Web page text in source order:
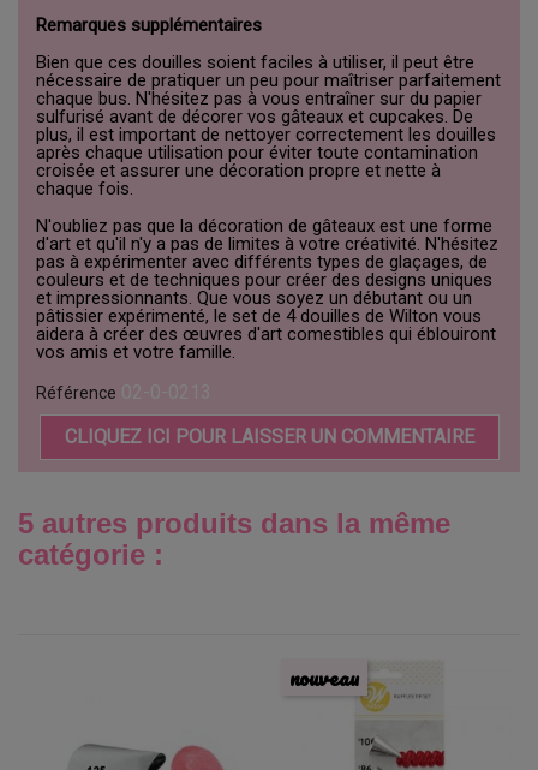
Remarques supplémentaires
Bien que ces douilles soient faciles à utiliser, il peut être
nécessaire de pratiquer un peu pour maîtriser parfaitement
chaque bus. N'hésitez pas à vous entraîner sur du papier
sulfurisé avant de décorer vos gâteaux et cupcakes. De
plus, il est important de nettoyer correctement les douilles
après chaque utilisation pour éviter toute contamination
croisée et assurer une décoration propre et nette à
chaque fois.
N'oubliez pas que la décoration de gâteaux est une forme
d'art et qu'il n'y a pas de limites à votre créativité. N'hésitez
pas à expérimenter avec différents types de glaçages, de
couleurs et de techniques pour créer des designs uniques
et impressionnants. Que vous soyez un débutant ou un
pâtissier expérimenté, le set de 4 douilles de Wilton vous
aidera à créer des œuvres d'art comestibles qui éblouiront
vos amis et votre famille.
Référence
CLIQUEZ ICI POUR LAISSER UN COMMENTAIRE
5 autres produits dans la même
catégorie :
nouveau